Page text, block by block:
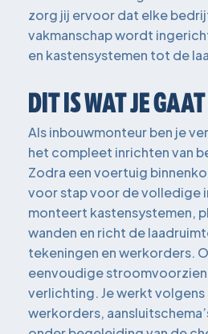
zorg jij ervoor dat elke
vakmanschap wordt
en kastensystemen tot de
DIT IS WAT JE
Als inbouwmonteur ben je
het compleet inrichten van
Zodra een voertuig
voor stap voor de volledige
monteert kastensystemen,
wanden en richt de
tekeningen en werkorders.
eenvoudige
verlichting. Je werkt
werkorders,